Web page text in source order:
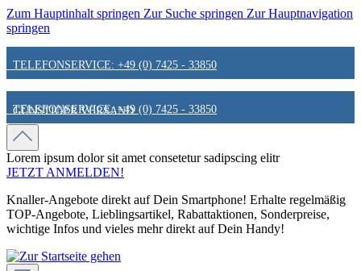
Zum Hauptinhalt springen Zur Suche springen Zur Hauptnavigation
springen
TELEFONSERVICE: +49 (0) 7425 - 33850
GÜNSTIGER VERSAND
FAIR & KUNDENORIENTIERT
HINWEIS ZU STATIONÄREN PREISEN
TELEFONSERVICE: +49 (0) 7425 - 33850
GÜNSTIGER VERSAND
FAIR & KUNDENORIENTIERT
HINWEIS ZU STATIONÄREN PREISEN
Lorem ipsum dolor sit amet consetetur sadipscing elitr
JETZT ANMELDEN!
Knaller-Angebote direkt auf Dein Smartphone! Erhalte regelmäßig
TOP-Angebote, Lieblingsartikel, Rabattaktionen, Sonderpreise,
wichtige Infos und vieles mehr direkt auf Dein Handy!